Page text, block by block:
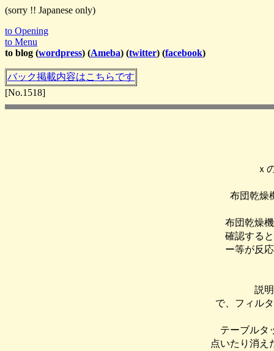
(sorry !! Japanese only)
to Opening
to Menu
to blog (wordpress) (Ameba) (twitter) (facebook)
バック掲載内容はこちらです
[No.1518]
ｘ
布団乾燥
布団乾燥
確認する
ー等が反
説
で、フィル
テーブルタ
点いたり消え